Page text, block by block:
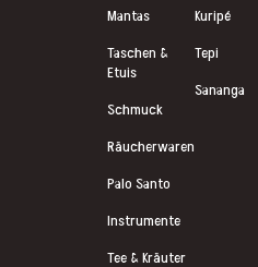
Mantas
Taschen &
Etuis
Schmuck
Räucherwaren
Palo Santo
Instrumente
Tee & Kräuter
Kuripé
Tepi
Sananga